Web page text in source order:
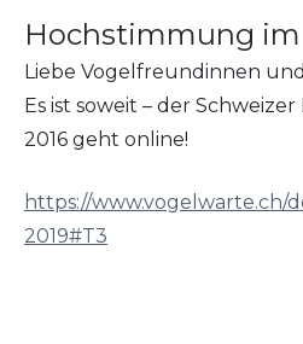
Hochstimmung
Liebe Vogelfreundinnen
Es ist soweit – der
2016 geht online!
https://www.vogelwarte.ch/
2019#T3
Frühere Projekte
Dellenbach
Hochstamm Erhaltung